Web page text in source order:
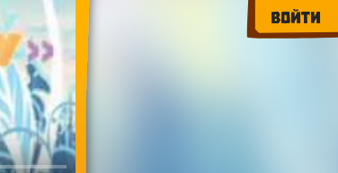
Войти